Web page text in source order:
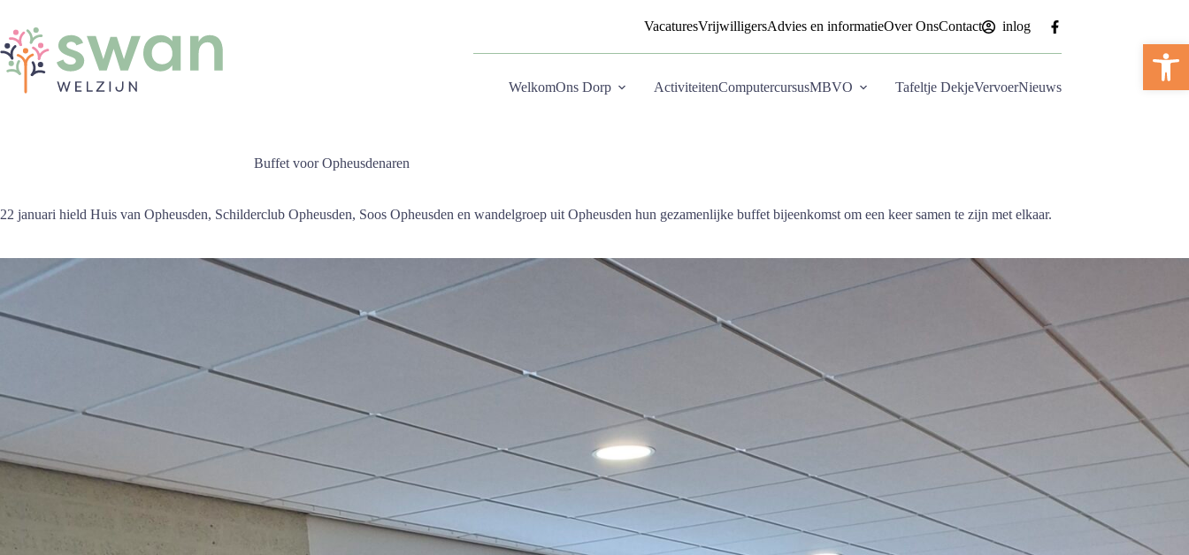
de
inhoud
VacaturesVrijwilligersAdvies en informatieOver OnsContact inlog
WelkomOns Dorp ActiviteitenComputercursusMBVO Tafeltje DekjeVervoerNieuws
Buffet voor Opheusdenaren
22 januari hield Huis van Opheusden, Schilderclub Opheusden, Soos Opheusden en wandelgroep uit Opheusden hun gezamenlijke buffet bijeenkomst om een keer samen te zijn met elkaar.